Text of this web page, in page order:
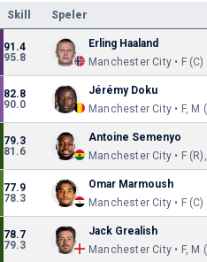
Skill Speler
91.4
95.8
Erling Haaland
Manchester City • F (C)
82.8
90.0
Jérémy Doku
Manchester City • F, M
79.3
81.6
Antoine Semenyo
Manchester City • F
77.9
78.3
Omar Marmoush
Manchester City • F (C)
78.7
79.3
Jack Grealish
Manchester City • F, M